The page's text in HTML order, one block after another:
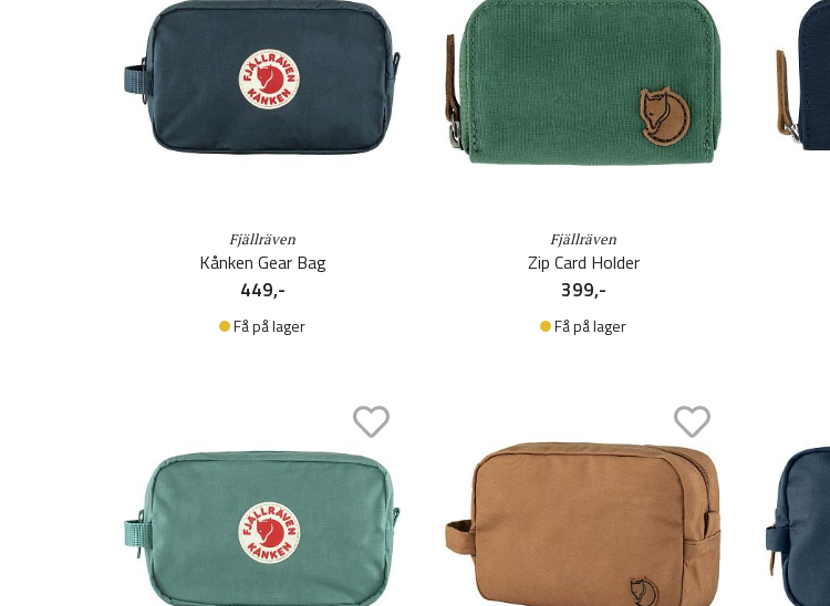
Fjällräven
Kånken Gear Bag
449,-
Få på lager
Fjällräven
Zip Card Holder
399,-
Få på lager